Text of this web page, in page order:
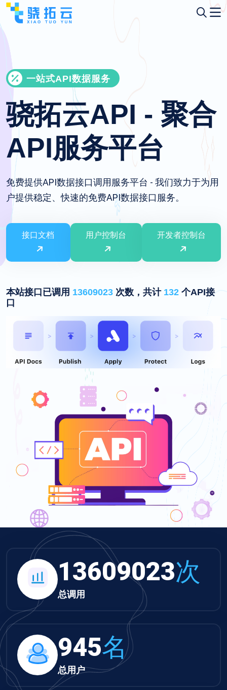
一站式API数据服务
骁拓云API - 聚合
API服务平台
免费提供API数据接口调用服务平台 - 我们致力于为用
户提供稳定、快速的免费API数据接口服务。
接口文档 用户控制台 开发者控制台
本站接口已调用 13609023 次数，共计 132 个API接
口
13609023次
总调用
945名
总用户